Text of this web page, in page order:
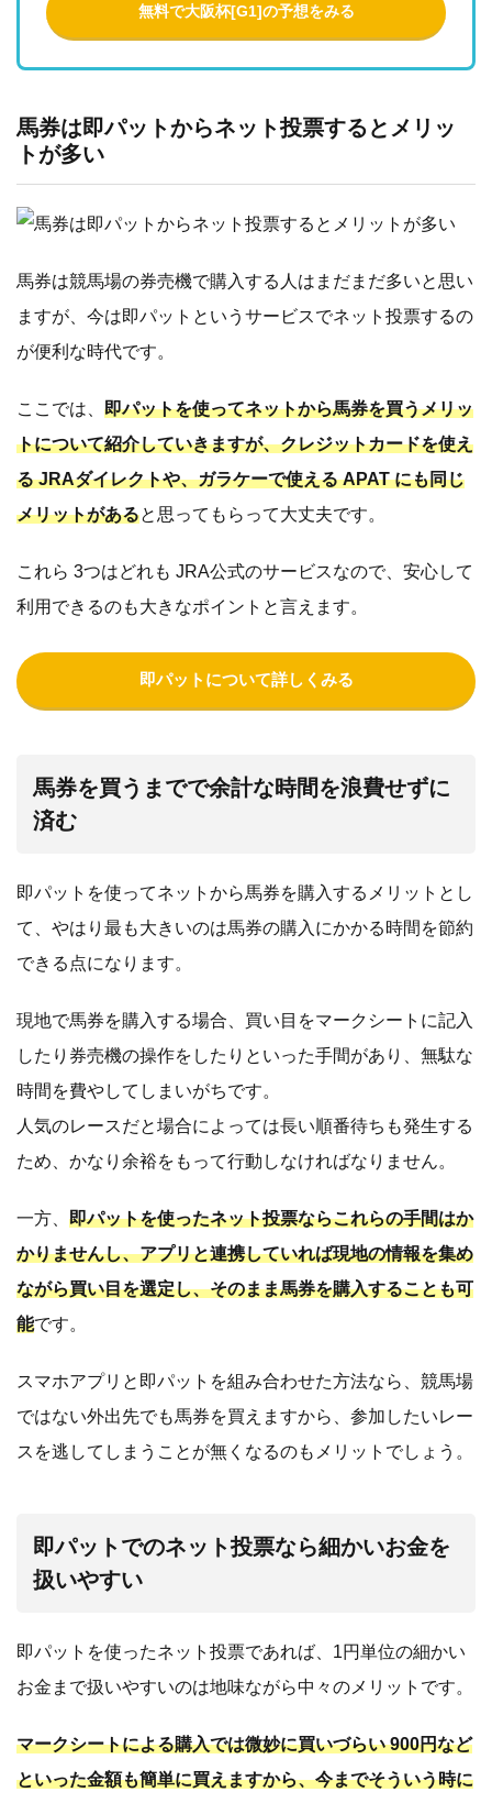
無料で大阪杯[G1]の予想をみる
馬券は即パットからネット投票するとメリッ
トが多い
馬券は競馬場の券売機で購入する人はまだまだ多いと思い
ますが、今は即パットというサービスでネット投票するの
が便利な時代です。
ここでは、 即パットを使ってネットから馬券を買うメリッ
トについて紹介していきますが、クレジットカードを使え
る JRAダイレクトや、ガラケーで使える APAT にも同じ
メリットがあると思ってもらって大丈夫です。
これら 3つはどれも JRA公式のサービスなので、安心して
利用できるのも大きなポイントと言えます。
即パットについて詳しくみる
馬券を買うまでで余計な時間を浪費せずに
済む
即パットを使ってネットから馬券を購入するメリットとし
て、やはり最も大きいのは馬券の購入にかかる時間を節約
できる点になります。
現地で馬券を購入する場合、買い目をマークシートに記入
したり券売機の操作をしたりといった手間があり、無駄な
時間を費やしてしまいがちです。
人気のレースだと場合によっては長い順番待ちも発生する
ため、かなり余裕をもって行動しなければなりません。
一方、 即パットを使ったネット投票ならこれらの手間はか
かりませんし、アプリと連携していれば現地の情報を集め
ながら買い目を選定し、そのまま馬券を購入することも可
能です。
スマホアプリと即パットを組み合わせた方法なら、競馬場
ではない外出先でも馬券を買えますから、参加したいレー
スを逃してしまうことが無くなるのもメリットでしょう。
即パットでのネット投票なら細かいお金を
扱いやすい
即パットを使ったネット投票であれば、1円単位の細かい
お金まで扱いやすいのは地味ながら中々のメリットです。
マークシートによる購入では微妙に買いづらい 900円など
といった金額も簡単に買えますから、今までそういう時に